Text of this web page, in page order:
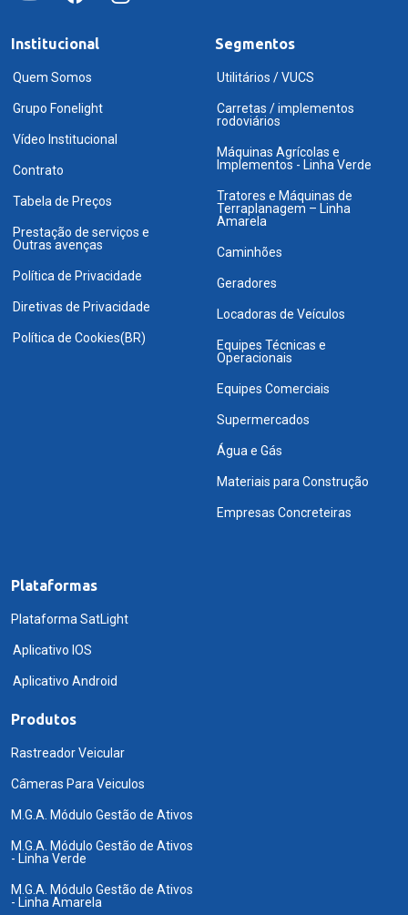
Institucional
Quem Somos
Grupo Fonelight
Vídeo Institucional
Contrato
Tabela de Preços
Prestação de serviços e
Outras avenças
Política de Privacidade
Diretivas de Privacidade
Política de Cookies(BR)
Segmentos
Utilitários / VUCS
Carretas / implementos
rodoviários
Máquinas Agrícolas e
Implementos - Linha Verde
Tratores e Máquinas de
Terraplanagem – Linha
Amarela
Caminhões
Geradores
Locadoras de Veículos
Equipes Técnicas e
Operacionais
Equipes Comerciais
Supermercados
Água e Gás
Materiais para Construção
Empresas Concreteiras
Plataformas
Plataforma SatLight
Aplicativo IOS
Aplicativo Android
Produtos
Rastreador Veicular
Câmeras Para Veiculos
M.G.A. Módulo Gestão de Ativos
M.G.A. Módulo Gestão de Ativos
- Linha Verde
M.G.A. Módulo Gestão de Ativos
- Linha Amarela